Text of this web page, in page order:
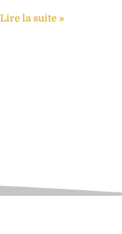
Lire la suite »